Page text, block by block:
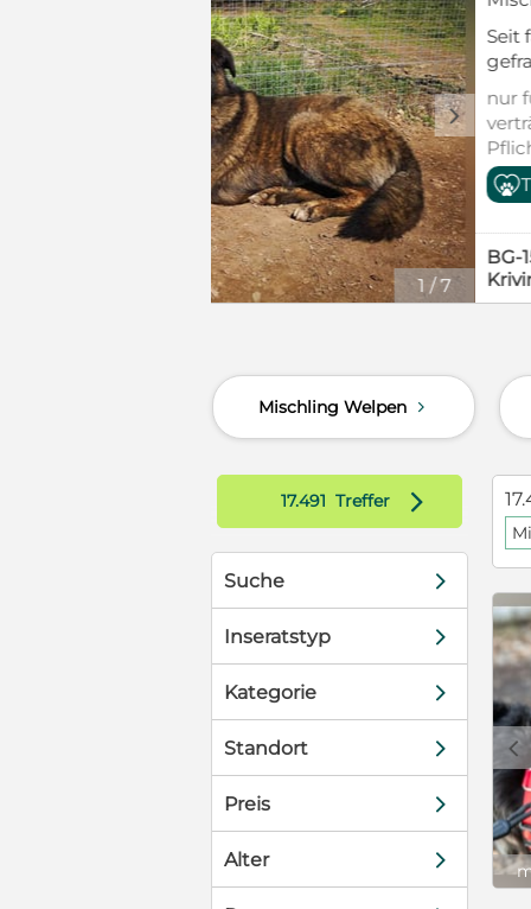
c
Mischling Welpen d
17.491 Treffer d
Suche d
Inseratstyp d
Kategorie d
Standort d
Preis d
Alter d
c